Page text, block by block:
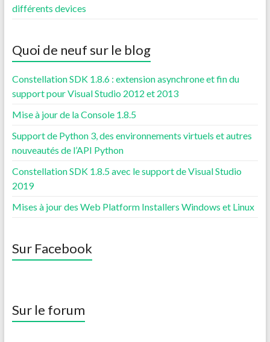
différents devices
Quoi de neuf sur le blog
Constellation SDK 1.8.6 : extension asynchrone et fin du
support pour Visual Studio 2012 et 2013
Mise à jour de la Console 1.8.5
Support de Python 3, des environnements virtuels et autres
nouveautés de l’API Python
Constellation SDK 1.8.5 avec le support de Visual Studio
2019
Mises à jour des Web Platform Installers Windows et Linux
Sur Facebook
Sur le forum